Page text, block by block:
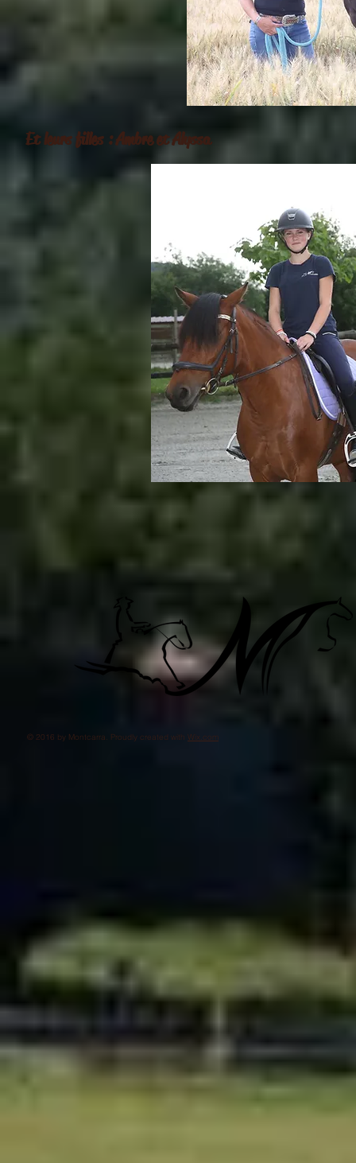
Et leurs filles : Ambre et Alyssa
© 2016 by Montcarra. Proudly created with Wix.com